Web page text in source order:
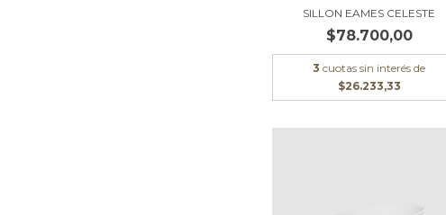
SILLON EAMES CELESTE
$78.700,00
3 cuotas sin interés de
$26.233,33